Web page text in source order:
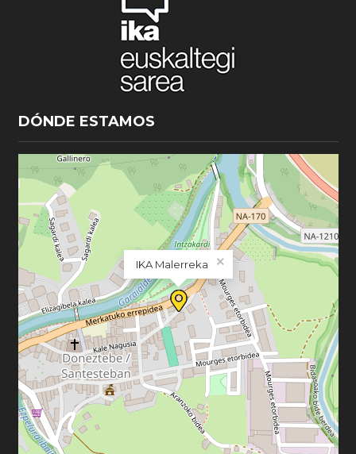
DÓNDE ESTAMOS
IKA Malerreka ×